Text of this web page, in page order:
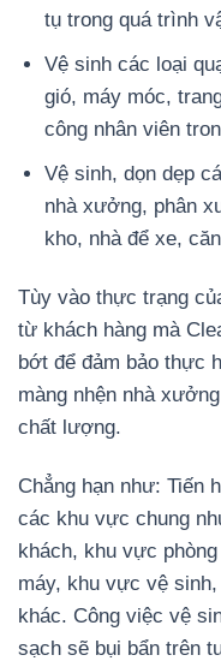
tụ trong quá trình
Vệ sinh các loại
gió, máy móc,
công nhân viên
Vệ sinh, dọn dẹp
nhà xưởng, phân
kho, nhà để xe,
Tùy vào thực trạng
từ khách hàng mà
bớt để đảm bảo thực
màng nhện nhà
chất lượng.
Chẳng hạn như: Tiến
các khu vực chung
khách, khu vực
máy, khu vực vệ
khác. Công việc vệ
sạch sẽ bụi bẩn trên